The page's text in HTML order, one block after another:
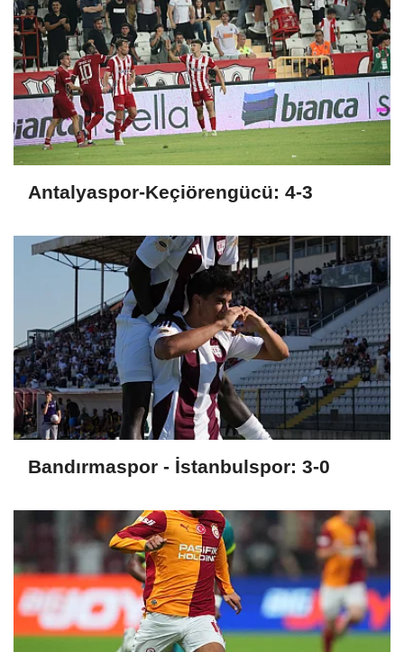
Antalyaspor-Keçiörengücü: 4-3
Bandırmaspor - İstanbulspor: 3-0